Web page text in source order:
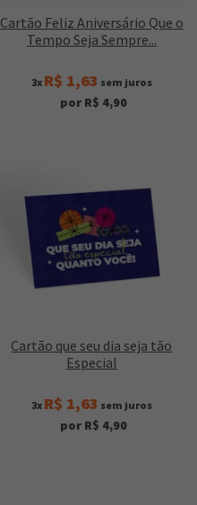
Cartão Feliz Aniversário Que o
Tempo Seja Sempre...
3x R$ 1,63 sem juros
por R$ 4,90
Cartão que seu dia seja tão
Especial
3x R$ 1,63 sem juros
por R$ 4,90